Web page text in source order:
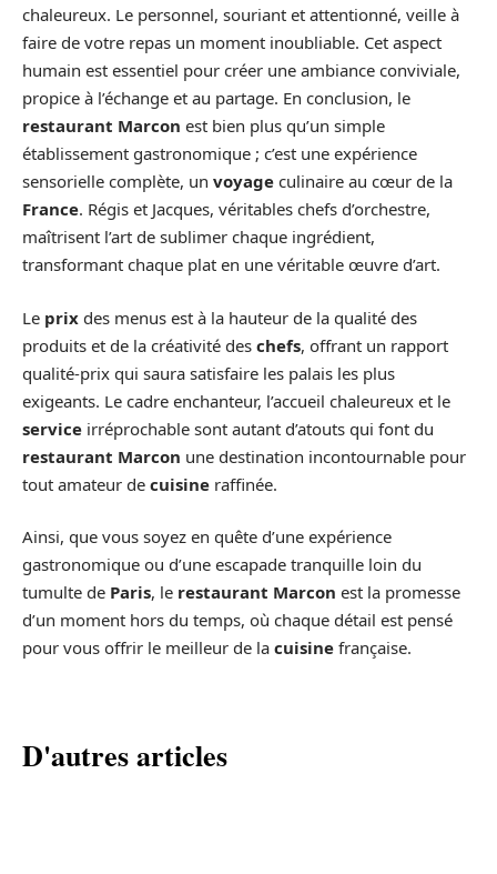
chaleureux. Le personnel, souriant et attentionné, veille à
faire de votre repas un moment inoubliable. Cet aspect
humain est essentiel pour créer une ambiance conviviale,
propice à l’échange et au partage. En conclusion, le
restaurant Marcon est bien plus qu’un simple
établissement gastronomique ; c’est une expérience
sensorielle complète, un voyage culinaire au cœur de la
France. Régis et Jacques, véritables chefs d’orchestre,
maîtrisent l’art de sublimer chaque ingrédient,
transformant chaque plat en une véritable œuvre d’art.
Le prix des menus est à la hauteur de la qualité des
produits et de la créativité des chefs, offrant un rapport
qualité-prix qui saura satisfaire les palais les plus
exigeants. Le cadre enchanteur, l’accueil chaleureux et le
service irréprochable sont autant d’atouts qui font du
restaurant Marcon une destination incontournable pour
tout amateur de cuisine raffinée.
Ainsi, que vous soyez en quête d’une expérience
gastronomique ou d’une escapade tranquille loin du
tumulte de Paris, le restaurant Marcon est la promesse
d’un moment hors du temps, où chaque détail est pensé
pour vous offrir le meilleur de la cuisine française.
D'autres articles